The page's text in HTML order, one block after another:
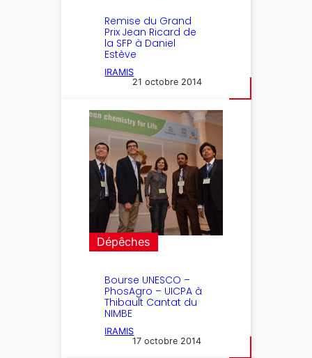
Remise du Grand
Prix Jean Ricard de
la SFP à Daniel
Estève
IRAMIS
21 octobre 2014
Dépêches
Bourse UNESCO –
PhosAgro – UICPA à
Thibault Cantat du
NIMBE
IRAMIS
17 octobre 2014